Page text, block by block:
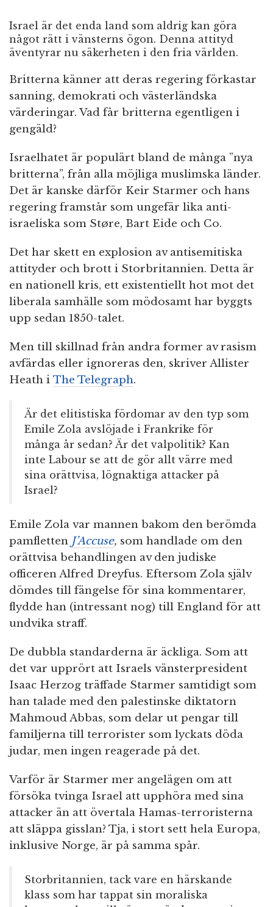
Israel är det enda land som aldrig kan göra
något rätt i vänsterns ögon. Denna attityd
äventyrar nu säkerheten i den fria världen.
Britterna känner att deras regering förkastar
sanning, demokrati och västerländska
värderingar. Vad får britterna egentligen i
gengäld?
Israelhatet är populärt bland de många ”nya
britterna”, från alla möjliga muslimska länder.
Det är kanske därför Keir Starmer och hans
regering framstår som ungefär lika anti-
israeliska som Støre, Bart Eide och Co.
Det har skett en explosion av antisemitiska
attityder och brott i Storbritannien. Detta är
en nationell kris, ett existentiellt hot mot det
liberala samhälle som mödosamt har byggts
upp sedan 1850-talet.
Men till skillnad från andra former av rasism
avfärdas eller ignoreras den, skriver Allister
Heath i The Telegraph.
Är det elitistiska fördomar av den typ som
Emile Zola avslöjade i Frankrike för
många år sedan? Är det valpolitik? Kan
inte Labour se att de gör allt värre med
sina orättvisa, lögnaktiga attacker på
Israel?
Emile Zola var mannen bakom den berömda
pamfletten J’Accuse, som handlade om den
orättvisa behandlingen av den judiske
officeren Alfred Dreyfus. Eftersom Zola själv
dömdes till fängelse för sina kommentarer,
flydde han (intressant nog) till England för att
undvika straff.
De dubbla standarderna är äckliga. Som att
det var upprört att Israels vänsterpresident
Isaac Herzog träffade Starmer samtidigt som
han talade med den palestinske diktatorn
Mahmoud Abbas, som delar ut pengar till
familjerna till terrorister som lyckats döda
judar, men ingen reagerade på det.
Varför är Starmer mer angelägen om att
försöka tvinga Israel att upphöra med sina
attacker än att övertala Hamas-terroristerna
att släppa gisslan? Tja, i stort sett hela Europa,
inklusive Norge, är på samma spår.
Storbritannien, tack vare en härskande
klass som har tappat sin moraliska